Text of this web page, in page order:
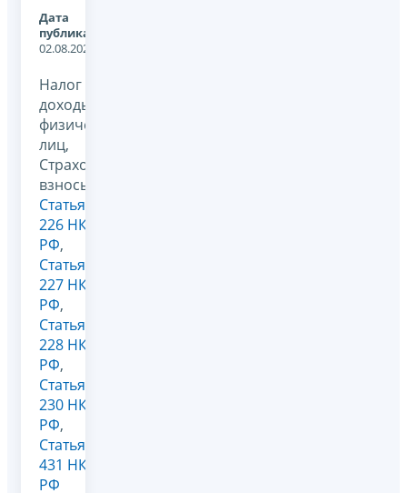
Дата
публикации:
02.08.2023
Налог на
доходы
физических
лиц,
Страховые
взносы,
Статья
226 НК
РФ,
Статья
227 НК
РФ,
Статья
228 НК
РФ,
Статья
230 НК
РФ,
Статья
431 НК
РФ